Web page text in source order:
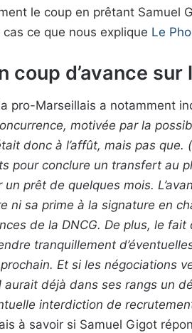
le coup en prêtant Samuel
cas ce que nous explique Le
coup d’avance sur
pro-Marseillais a notamment
motivée par la
donc à l’affût, mais pas
pour conclure un transfert au
prêt de quelques mois.
ni sa prime à la signature en
de la DNCG. De plus, le
tranquillement
prochain. Et si les négociations
aurait déjà dans ses rangs un
interdiction de
à savoir si Samuel Gigot